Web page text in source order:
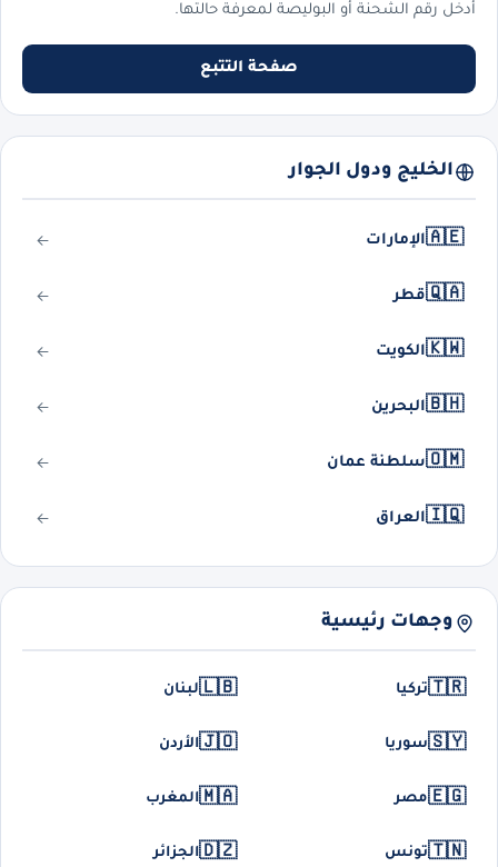
أدخل رقم الشحنة أو البوليصة لمعرفة حالتها.
صفحة التتبع
الخليج ودول الجوار
🇦🇪الإمارات
🇶🇦قطر
🇰🇼الكويت
🇧🇭البحرين
🇴🇲سلطنة عمان
🇮🇶العراق
وجهات رئيسية
🇹🇷تركيا 🇱🇧لبنان
🇸🇾سوريا 🇯🇴الأردن
🇪🇬مصر 🇲🇦المغرب
🇹🇳تونس 🇩🇿الجزائر